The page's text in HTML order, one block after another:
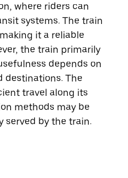
where riders can
systems. The train
it a reliable
the train primarily
depends on
destinations. The
travel along its
methods may be
served by the train.